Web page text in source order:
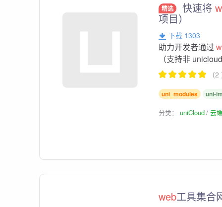
精选 快速将
项目）
下载 1303
助力开发者通过
（支持非
（
uni_modules uni-
分类：uniCloud 云
web工具集合